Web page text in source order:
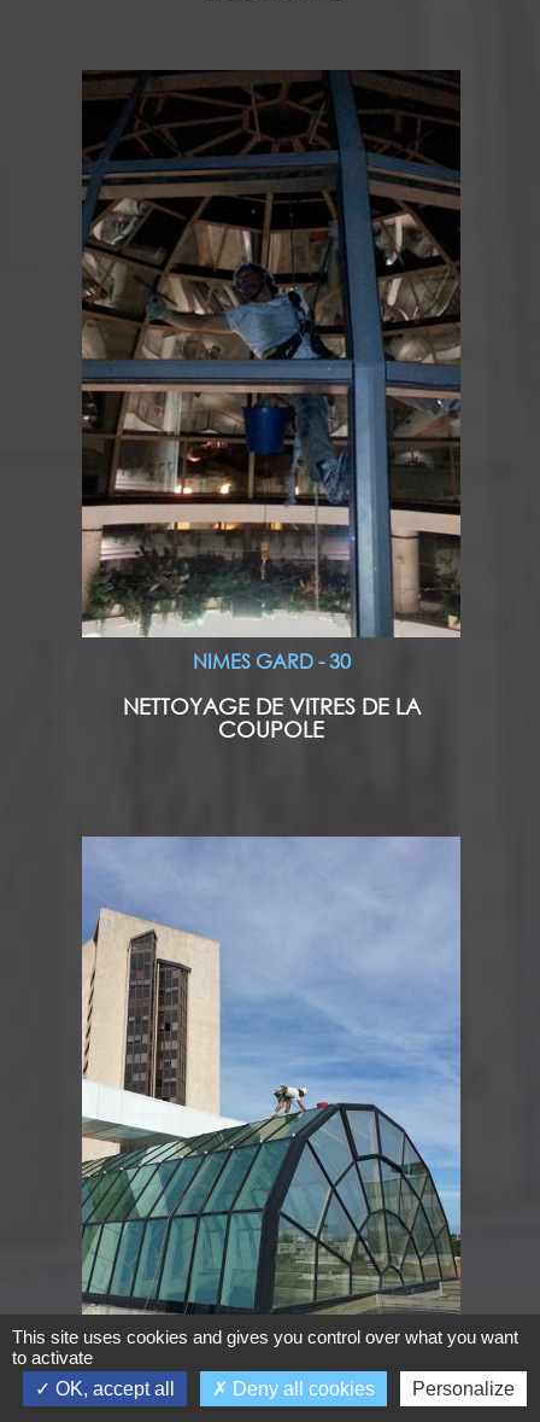
NIMES GARD - 30
NETTOYAGE DE VITRES DE LA
COUPOLE
This site uses cookies and gives you control over what you want
to activate
OK, accept all
Deny all cookies Personalize